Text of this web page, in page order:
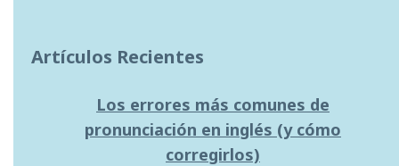
Artículos Recientes
Los errores más comunes de
pronunciación en inglés (y cómo
corregirlos)